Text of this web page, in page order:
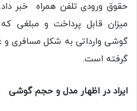
حقوق ورودی تلفن همراه خبر
میزان قابل پرداخت و مبلغی
گوشی وارداتی به شکل مسافری
گرفته است.
ایراد در اظهار مدل و حجم گوشی